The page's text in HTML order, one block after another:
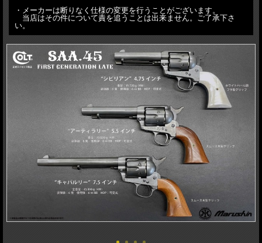
・メーカーは断りなく仕様の変更を行うことがございます。
当店はその件について責を追うことは出来ません。ご了承下さ
い。